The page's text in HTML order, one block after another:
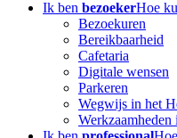
Ik ben bezoekerHoe
Bezoekuren
Bereikbaarheid
Cafetaria
Digitale wensen
Parkeren
Wegwijs in het